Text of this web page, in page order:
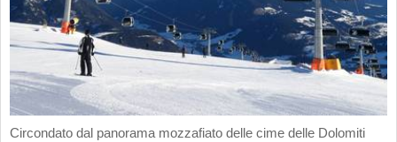
Circondato dal panorama mozzafiato delle cime delle Dolomiti